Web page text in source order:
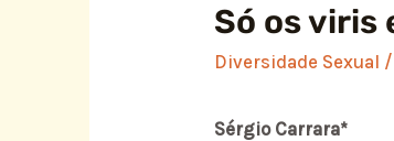
Só os viris
Diversidade Sexual
Sérgio Carrara*